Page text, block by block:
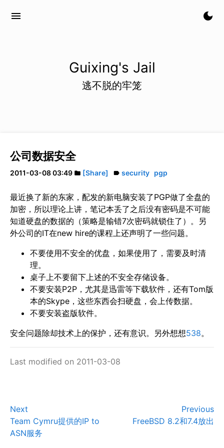
menu dark_mode
Guixing's Jail
逃不脱的牢笼
公司数据安全
2011-03-08 03:49 folder [Share] label security pgp
最近换了新的东家，配发的新电脑安装了PGP做了全盘的
加密，所以理论上讲，笔记本丢了之后没有密码是不可能
知道硬盘的数据的（策略是输错7次密码就锁住了）。另
外公司的IT在new hire的课程上还声明了一些问题。
不要使用不安全的优盘，如果使用了，需要及时清
理。
桌子上不要留下上述的不安全存储设备。
不要安装P2P，尤其是迅雷等下载软件，还有Tom版
本的Skype，这些东西会扫硬盘，会上传数据。
不要安装盗版软件。
安全问题除却技术上的保护，还有意识。另外想想538。
Last modified on 2011-03-08
Next
Team Cymru提供的IP to
ASN服务
Previous
FreeBSD 8.2和7.4放出